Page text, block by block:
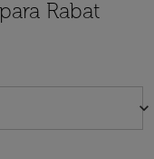
Rabat
keyboard_arrow_down